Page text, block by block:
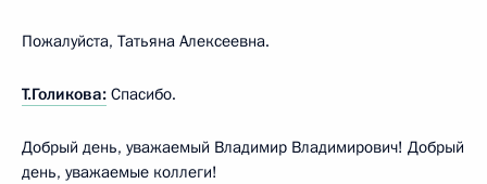
Пожалуйста, Татьяна Алексеевна.
Т.Голикова: Спасибо.
Добрый день, уважаемый Владимир Владимирович! Добрый
день, уважаемые коллеги!